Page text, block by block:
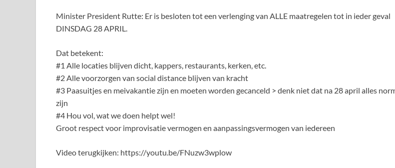
Minister President Rutte: Er is besloten tot een verlenging van ALLE maatregelen tot in ieder geval
DINSDAG 28 APRIL.
Dat betekent:
#1 Alle locaties blijven dicht, kappers, restaurants, kerken, etc.
#2 Alle voorzorgen van social distance blijven van kracht
#3 Paasuitjes en meivakantie zijn en moeten worden gecanceld > denk niet dat na 28 april alles
zijn
#4 Hou vol, wat we doen helpt wel!
Groot respect voor improvisatie vermogen en aanpassingsvermogen van iedereen
Video terugkijken: https://youtu.be/FNuzw3wplow